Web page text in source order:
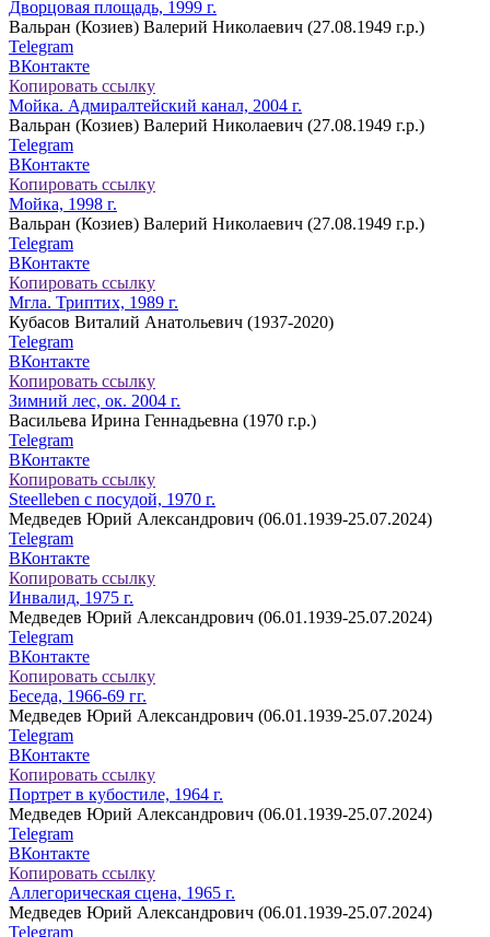
Дворцовая площадь, 1999 г.
Вальран (Козиев) Валерий Николаевич (27.08.1949 г.р.)
Telegram
ВКонтакте
Копировать ссылку
Мойка. Адмиралтейский канал, 2004 г.
Вальран (Козиев) Валерий Николаевич (27.08.1949 г.р.)
Telegram
ВКонтакте
Копировать ссылку
Мойка, 1998 г.
Вальран (Козиев) Валерий Николаевич (27.08.1949 г.р.)
Telegram
ВКонтакте
Копировать ссылку
Мгла. Триптих, 1989 г.
Кубасов Виталий Анатольевич (1937-2020)
Telegram
ВКонтакте
Копировать ссылку
Зимний лес, ок. 2004 г.
Васильева Ирина Геннадьевна (1970 г.р.)
Telegram
ВКонтакте
Копировать ссылку
Steelleben с посудой, 1970 г.
Медведев Юрий Александрович (06.01.1939-25.07.2024)
Telegram
ВКонтакте
Копировать ссылку
Инвалид, 1975 г.
Медведев Юрий Александрович (06.01.1939-25.07.2024)
Telegram
ВКонтакте
Копировать ссылку
Беседа, 1966-69 гг.
Медведев Юрий Александрович (06.01.1939-25.07.2024)
Telegram
ВКонтакте
Копировать ссылку
Портрет в кубостиле, 1964 г.
Медведев Юрий Александрович (06.01.1939-25.07.2024)
Telegram
ВКонтакте
Копировать ссылку
Аллегорическая сцена, 1965 г.
Медведев Юрий Александрович (06.01.1939-25.07.2024)
Telegram